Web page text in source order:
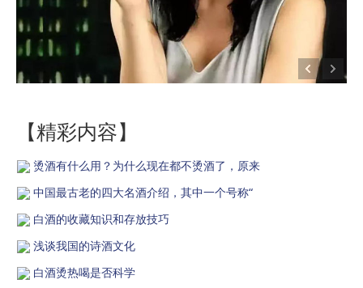
【精彩内容】
烫酒有什么用？为什么现在都不烫酒了，原来
中国最古老的四大名酒介绍，其中一个号称“
白酒的收藏知识和存放技巧
浅谈我国的诗酒文化
白酒烫热喝是否科学